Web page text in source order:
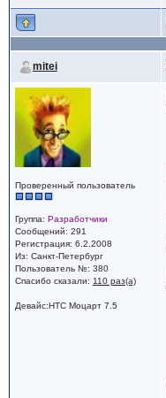
mitei
Проверенный пользователь
Группа: Разработчики
Сообщений: 291
Регистрация: 6.2.2008
Из: Санкт-Петербург
Пользователь №: 380
Спасибо сказали: 110 раз(а)
Девайс:HTC Моцарт 7.5